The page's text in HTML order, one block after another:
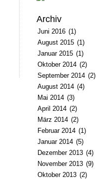
Archiv
Juni 2016 (1)
August 2015 (1)
Januar 2015 (1)
Oktober 2014 (2)
September 2014 (2)
August 2014 (4)
Mai 2014 (3)
April 2014 (2)
März 2014 (2)
Februar 2014 (1)
Januar 2014 (5)
Dezember 2013 (4)
November 2013 (9)
Oktober 2013 (2)